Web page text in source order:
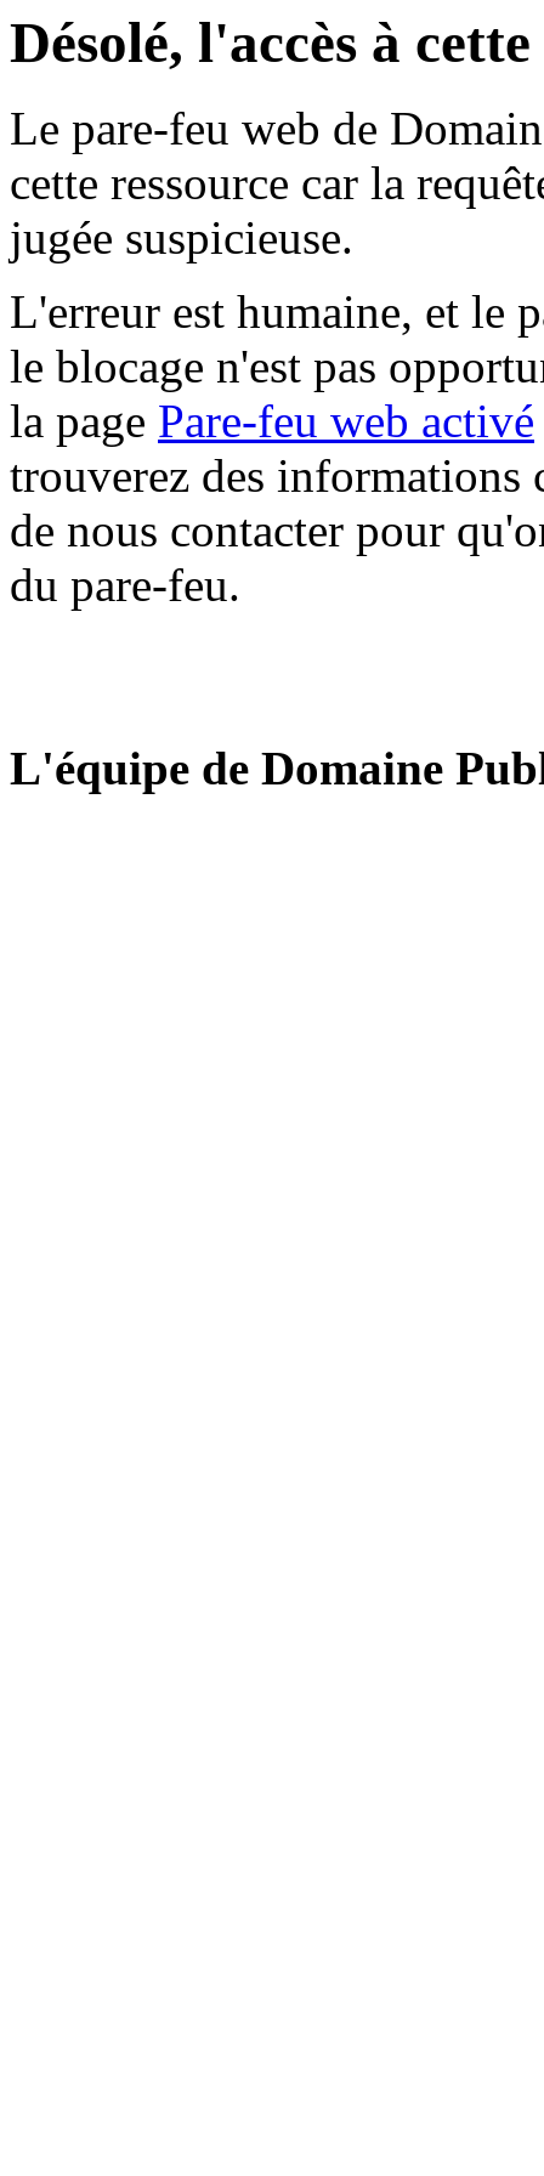
Désolé, l'accès à
Le pare-feu web de
cette ressource car la
jugée suspicieuse.
L'erreur est humaine, et le
le blocage n'est pas
la page Pare-feu web activé
trouverez des informations
de nous contacter pour
du pare-feu.
L'équipe de Domaine